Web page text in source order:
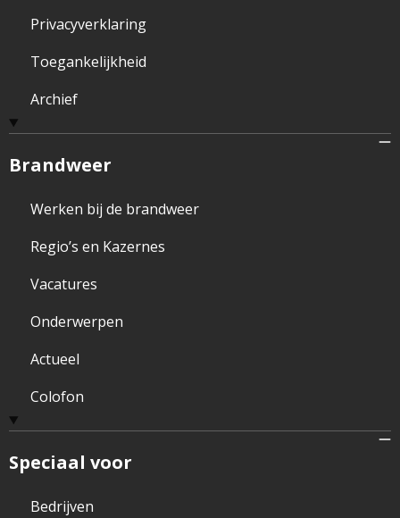
Privacyverklaring
Toegankelijkheid
Archief
Brandweer
Werken bij de brandweer
Regio’s en Kazernes
Vacatures
Onderwerpen
Actueel
Colofon
Speciaal voor
Bedrijven